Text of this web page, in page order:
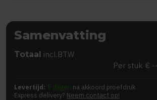
Samenvatting
Totaal incl.BTW
Per stuk €
Levertijd: 5 dagen na akkoord proefdruk
Express delivery? Neem contact op!